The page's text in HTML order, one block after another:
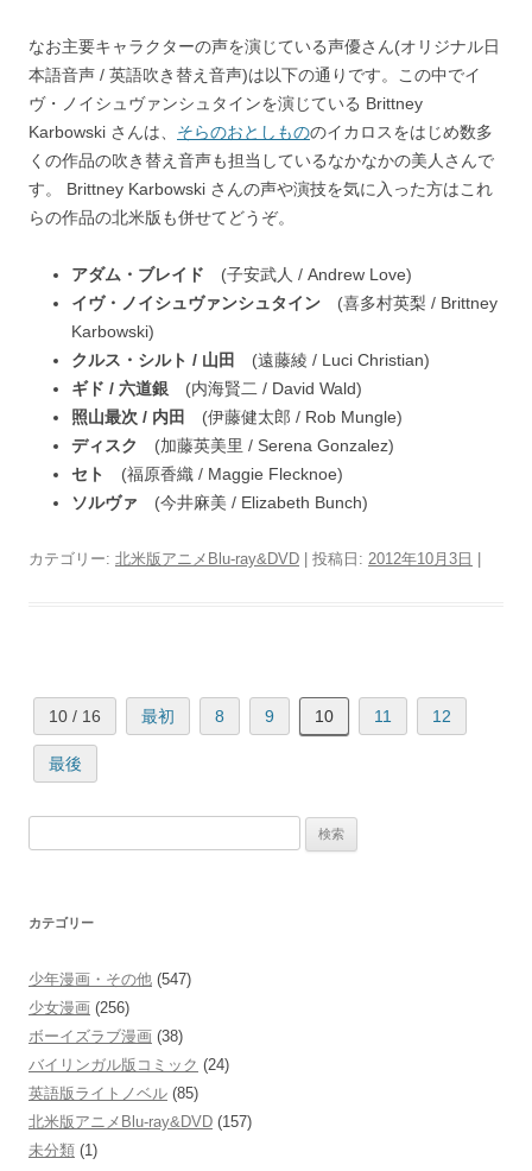
なお主要キャラクターの声を演じている声優さん(オリジナル日
本語音声 / 英語吹き替え音声)は以下の通りです。この中でイ
ヴ・ノイシュヴァンシュタインを演じている Brittney
Karbowski さんは、 そらのおとしもののイカロスをはじめ数多
くの作品の吹き替え音声も担当しているなかなかの美人さんで
す。 Brittney Karbowski さんの声や演技を気に入った方はこれ
らの作品の北米版も併せてどうぞ。
アダム・ブレイド (子安武人 / Andrew Love)
イヴ・ノイシュヴァンシュタイン (喜多村英梨 / Brittney
Karbowski)
クルス・シルト / 山田
(遠藤綾 / Luci Christian)
ギド / 六道銀 (内海賢二 / David Wald)
照山最次 / 内田
(伊藤健太郎 / Rob Mungle)
ディスク
(加藤英美里 / Serena Gonzalez)
セト
(福原香織 / Maggie Flecknoe)
ソルヴァ (今井麻美 / Elizabeth Bunch)
カテゴリー: 北米版アニメBlu-ray&DVD | 投稿日: 2012年10月3日
10 / 16 最初 8 9 10 11 12
最後
カテゴリー
少年漫画・その他 (547)
少女漫画 (256)
ボーイズラブ漫画 (38)
バイリンガル版コミック (24)
英語版ライトノベル (85)
北米版アニメBlu-ray&DVD (157)
未分類 (1)